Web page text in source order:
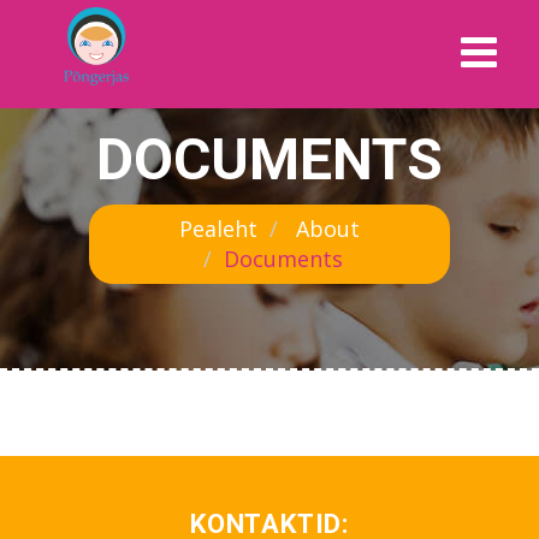
DOCUMENTS
Pealeht
About
Documents
KONTAKTID: